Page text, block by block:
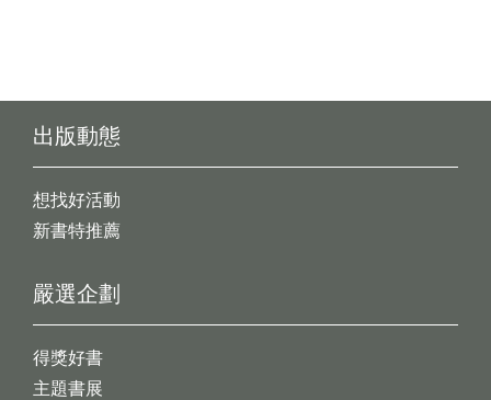
出版動態
想找好活動
新書特推薦
嚴選企劃
得獎好書
主題書展